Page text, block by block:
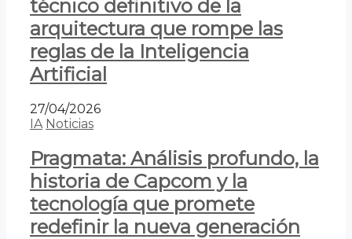
técnico definitivo de la
arquitectura que rompe las
reglas de la Inteligencia
Artificial
27/04/2026
IA Noticias
Pragmata: Análisis profundo, la
historia de Capcom y la
tecnología que promete
redefinir la nueva generación